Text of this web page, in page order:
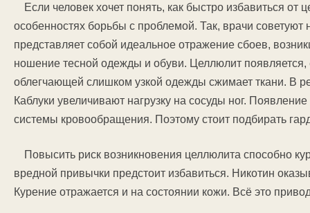
Если человек хочет понять, как быстро избавиться от
особенностях борьбы с проблемой. Так, врачи
представляет собой идеальное отражение сбоев,
ношение тесной одежды и обуви. Целлюлит
облегчающей слишком узкой одежды сжимает ткани. В
Каблуки увеличивают нагрузку на сосуды ног.
системы кровообращения. Поэтому стоит подбирать
Повысить риск возникновения целлюлита способно
вредной привычки предстоит избавиться. Никотин
Курение отражается и на состоянии кожи. Всё это